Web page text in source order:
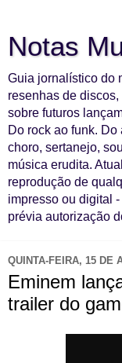
Notas
Guia jornalístico do
resenhas de
sobre futuros
Do rock ao funk.
choro, sertanejo,
música erudita.
reprodução de
impresso ou digital
prévia autorização
QUINTA-FEIRA, 15 DE
Eminem
trailer do